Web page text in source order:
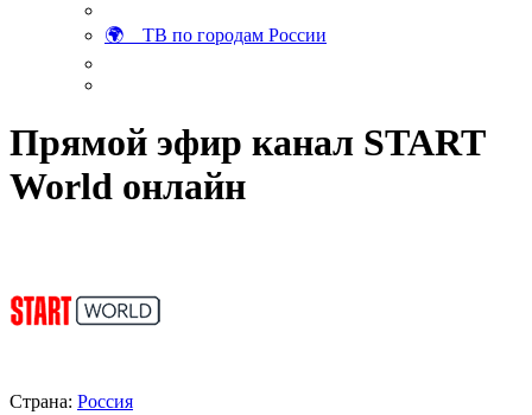
🌍 ТВ по городам России
Прямой эфир канал START
World онлайн
Страна: Россия